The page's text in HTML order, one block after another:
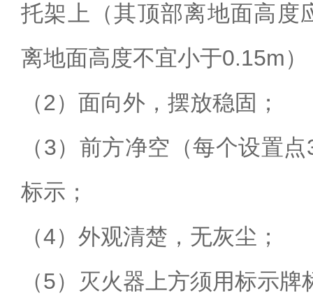
托架上（其顶部离地面高度
离地面高度不宜小于0.15m
（2）面向外 ，摆放稳固；
（3）前方净空（每个设置点
标示；
（4）外观清楚 ，无灰尘；
（5）灭火器上方须用标示牌